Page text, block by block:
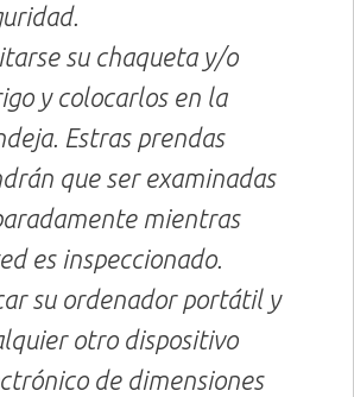
su chaqueta y/o
y colocarlos en la
Estras prendas
que ser examinadas
mientras
es inspeccionado.
su ordenador portátil y
otro dispositivo
de dimensiones